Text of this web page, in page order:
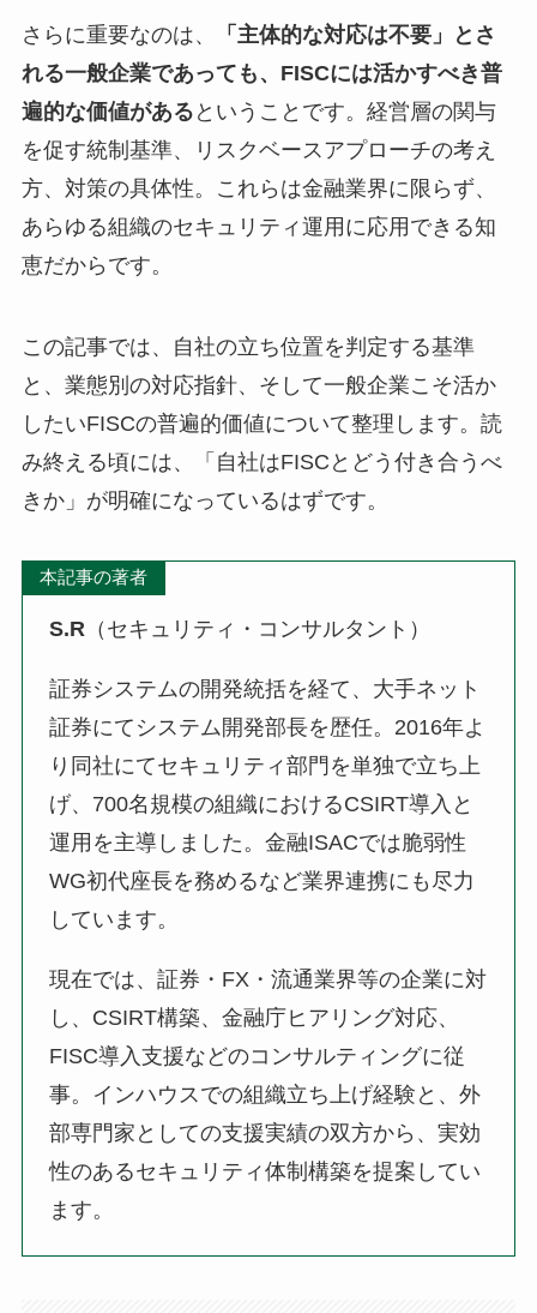
さらに重要なのは、
「主体的な対応は不要」とさ
れる一般企業であっても、FISCには活かすべき普
遍的な価値がある ということです。経営層の関与
を促す統制基準、リスクベースアプローチの考え
方、対策の具体性。これらは金融業界に限らず、
あらゆる組織のセキュリティ運用に応用できる知
恵だからです。
この記事では、自社の立ち位置を判定する基準
と、業態別の対応指針、そして一般企業こそ活か
したいFISCの普遍的価値について整理します。読
み終える頃には、「自社はFISCとどう付き合うべ
きか」が明確になっているはずです。
本記事の著者
S.R （セキュリティ・コンサルタント）
証券システムの開発統括を経て、大手ネット
証券にてシステム開発部長を歴任。2016年よ
り同社にてセキュリティ部門を単独で立ち上
げ、700名規模の組織におけるCSIRT導入と
運用を主導しました。金融ISACでは脆弱性
WG初代座長を務めるなど業界連携にも尽力
しています。
現在では、証券・FX・流通業界等の企業に対
し、CSIRT構築、金融庁ヒアリング対応、
FISC導入支援などのコンサルティングに従
事。インハウスでの組織立ち上げ経験と、外
部専門家としての支援実績の双方から、実効
性のあるセキュリティ体制構築を提案してい
ます。